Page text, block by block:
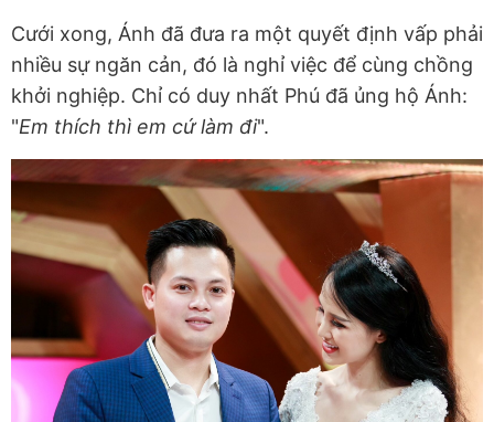
Cưới xong, Ánh đã đưa ra một quyết định vấp phải
nhiều sự ngăn cản, đó là nghỉ việc để cùng chồng
khởi nghiệp. Chỉ có duy nhất Phú đã ủng hộ Ánh:
"Em thích thì em cứ làm đi".